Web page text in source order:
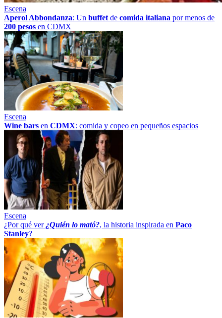
Escena
Aperol Abbondanza: Un buffet de comida italiana por menos de
200 pesos en CDMX
Escena
Wine bars en CDMX: comida y copeo en pequeños espacios
Escena
¿Por qué ver ¿Quién lo mató?, la historia inspirada en Paco
Stanley?